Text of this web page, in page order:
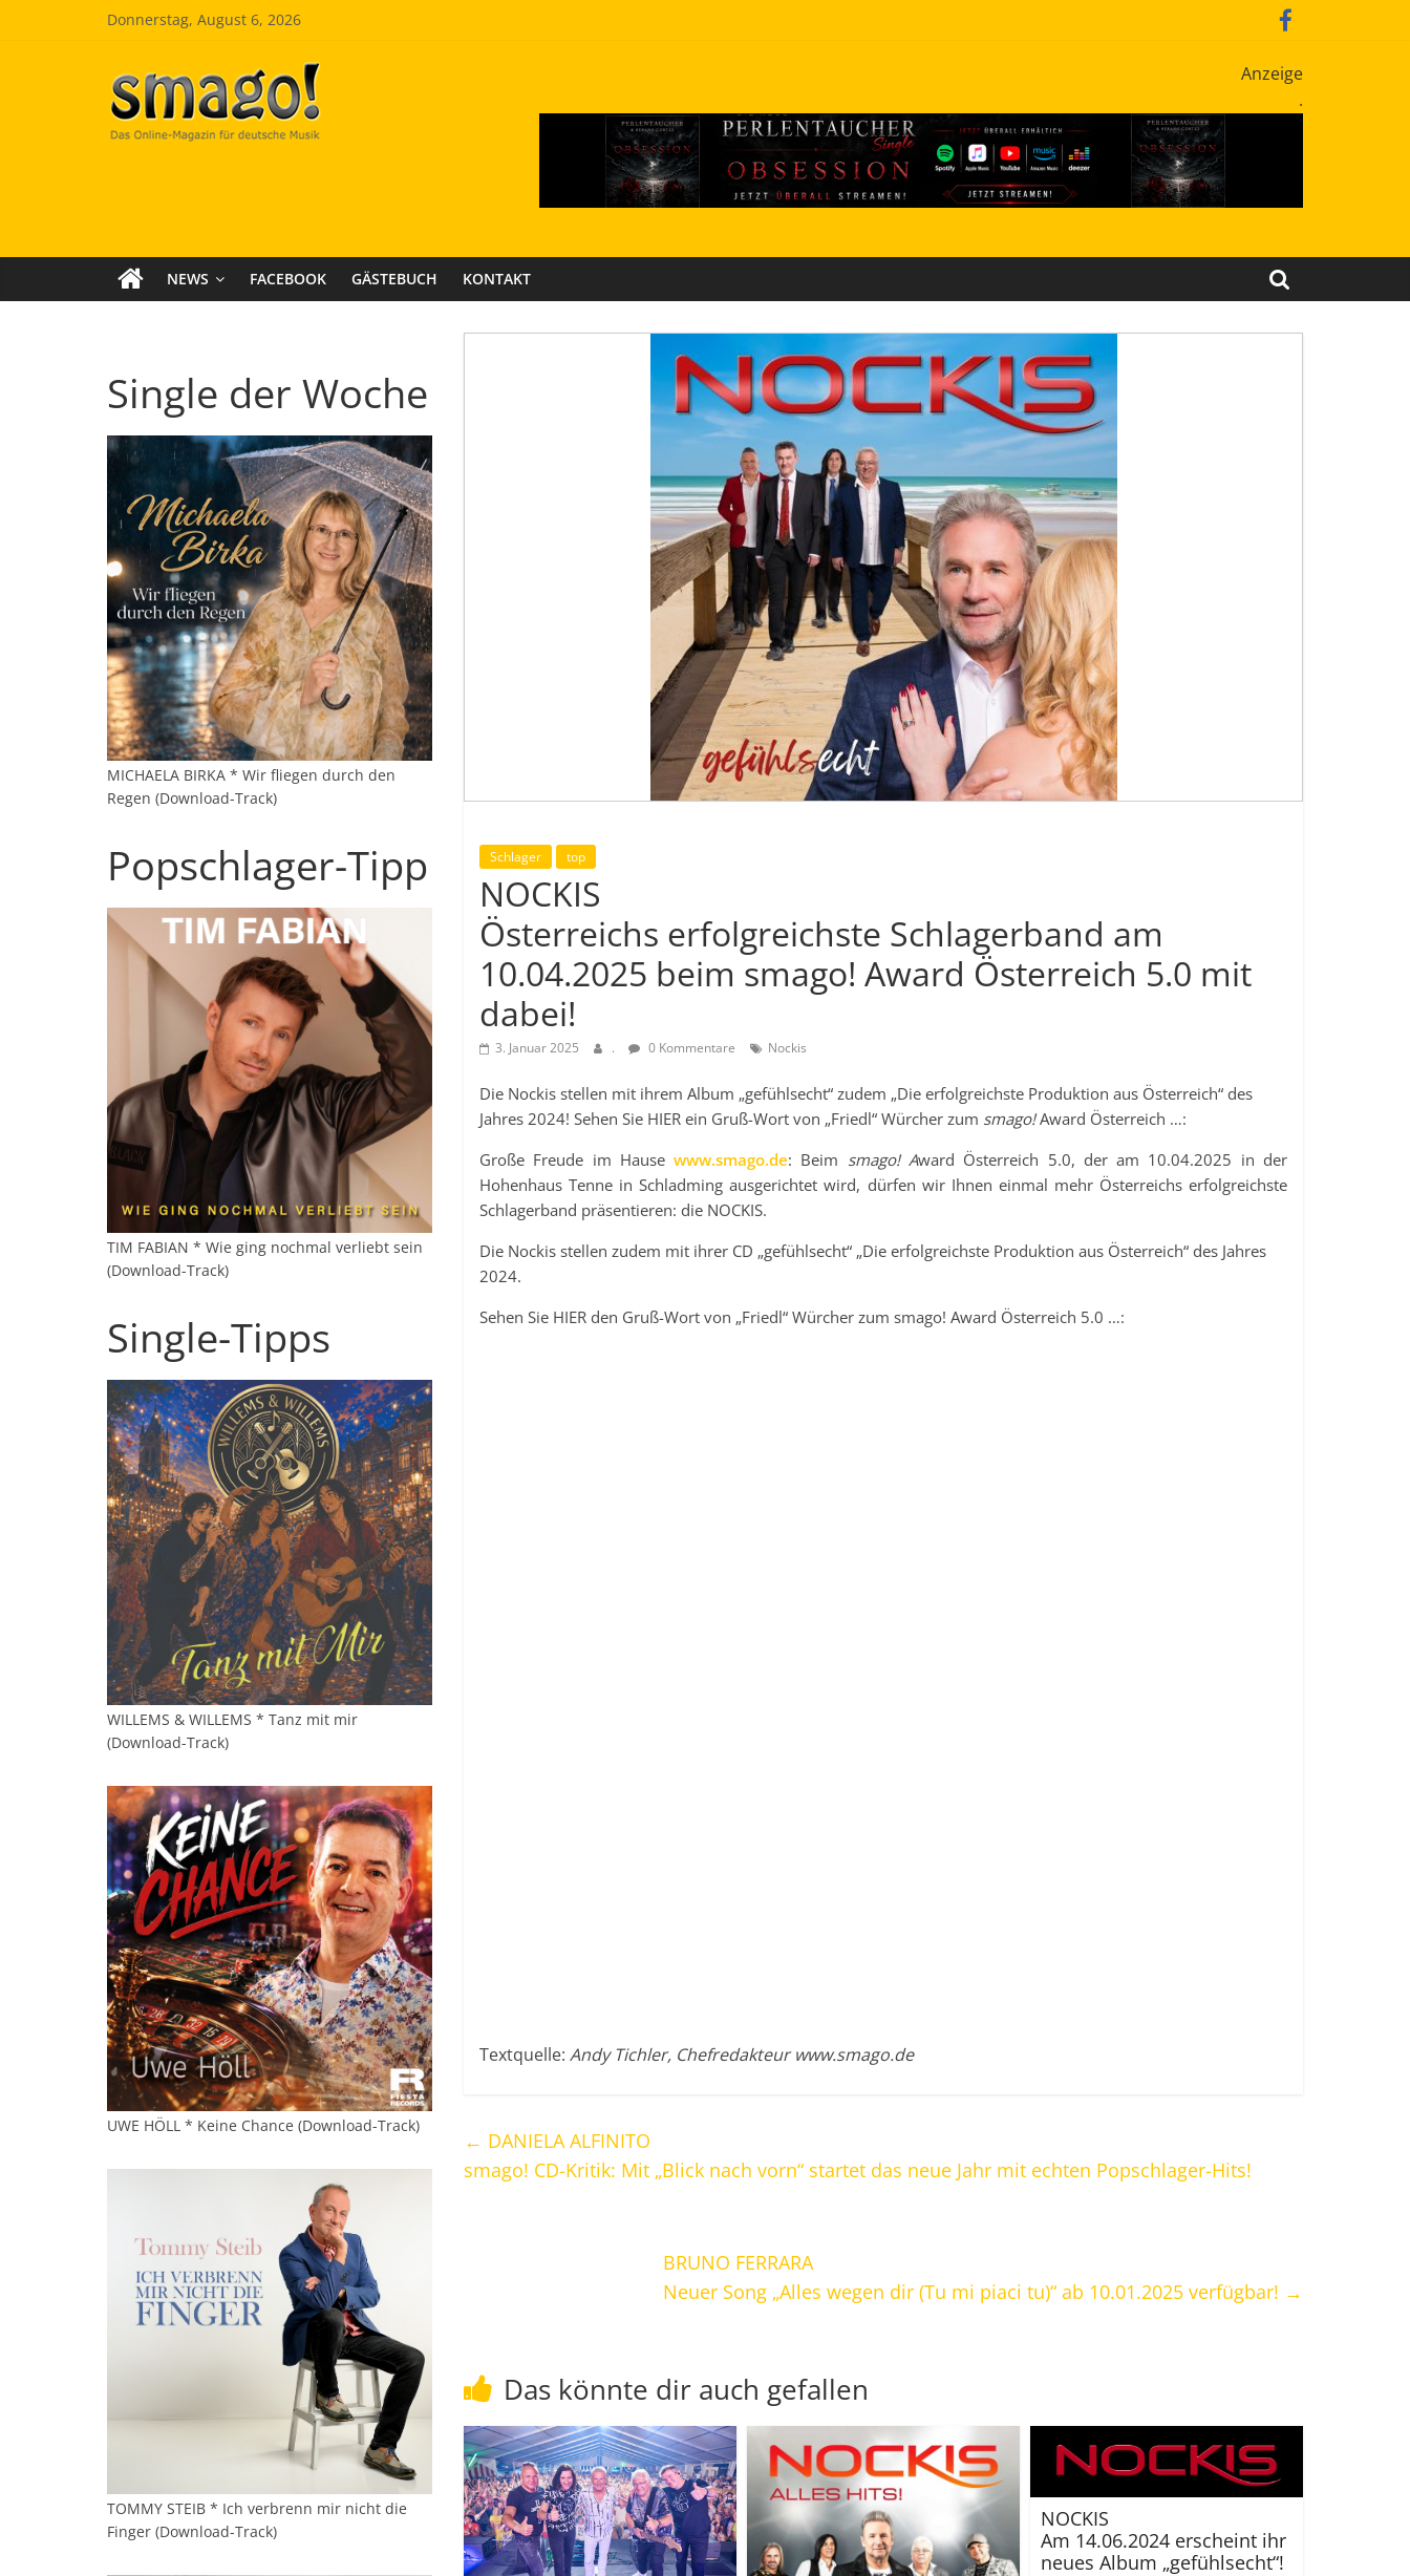
Donnerstag, August 6, 2026
Smago
SchlagerMAGazinOnline
Anzeige
.
NEWS FACEBOOK GÄSTEBUCH KONTAKT
Schlager top
NOCKIS
Österreichs erfolgreichste Schlagerband am
10.04.2025 beim smago! Award Österreich 5.0 mit
dabei!
3. Januar 2025 . 0 Kommentare Nockis
Die Nockis stellen mit ihrem Album „gefühlsecht“ zudem „Die erfolgreichste Produktion aus Österreich“ des
Jahres 2024! Sehen Sie HIER ein Gruß-Wort von „Friedl“ Würcher zum smago!Award Österreich …:
Große Freude im Hausewww.smago.de: Beim smago! Award Österreich 5.0, der am 10.04.2025 in der
Hohenhaus Tenne in Schladming ausgerichtet wird, dürfen wir Ihnen einmal mehr Österreichs erfolgreichste
Schlagerband präsentieren: die NOCKIS.
Die Nockis stellen zudem mit ihrer CD „gefühlsecht“ „Die erfolgreichste Produktion aus Österreich“ des Jahres
2024.
Sehen Sie HIER den Gruß-Wort von „Friedl“ Würcher zum smago! Award Österreich 5.0 …:
Textquelle: Andy Tichler, Chefredakteur www.smago.de
← DANIELA ALFINITO
smago! CD-Kritik: Mit „Blick nach vorn“ startet das neue Jahr mit echten Popschlager-Hits!
BRUNO FERRARA
Neuer Song „Alles wegen dir (Tu mi piaci tu)“ ab 10.01.2025 verfügbar! →
Das könnte dir auch gefallen
NOCKIS
Am 14.06.2024 erscheint ihr
neues Album „gefühlsecht“!
Single der Woche
MICHAELA BIRKA * Wir fliegen durch den
Regen (Download-Track)
Popschlager-Tipp
TIM FABIAN * Wie ging nochmal verliebt sein
(Download-Track)
Single-Tipps
WILLEMS & WILLEMS * Tanz mit mir
(Download-Track)
UWE HÖLL * Keine Chance (Download-Track)
TOMMY STEIB * Ich verbrenn mir nicht die
Finger (Download-Track)